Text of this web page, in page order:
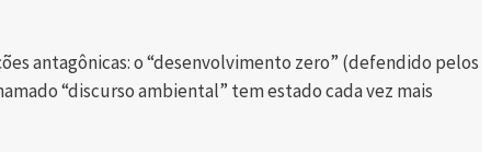
antagônicas: o “desenvolvimento zero” (defendido pelos
“discurso ambiental” tem estado cada vez mais